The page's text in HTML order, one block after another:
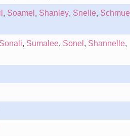
, Soamel , Shanley, Snelle, Schmuel
Sonali, Sumalee, Sonel , Shannelle,